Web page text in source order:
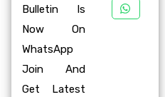
Bulletin Is
Now On
WhatsApp
Join And
Get Latest